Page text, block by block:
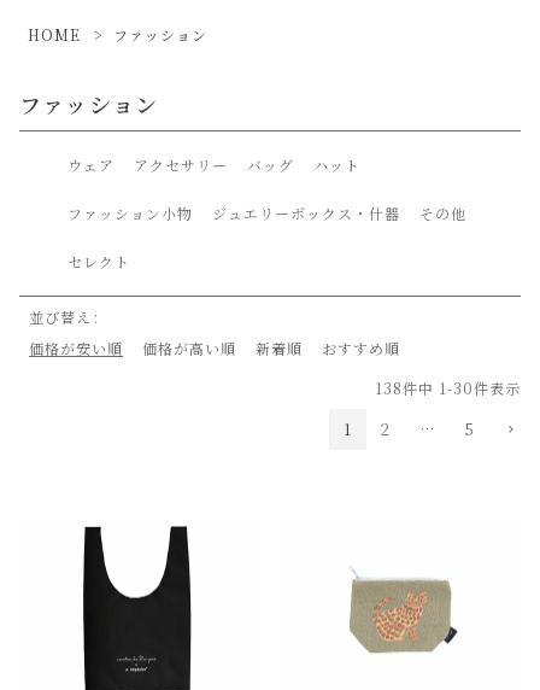
HOME ファッション
ファッション
ウェア アクセサリー バッグ ハット
ファッション小物 ジュエリーボックス・什器 その他
セレクト
並び替え
価格が安い順
価格が高い順 新着順
おすすめ順
138件中 1-30件表示
1 2 … 5